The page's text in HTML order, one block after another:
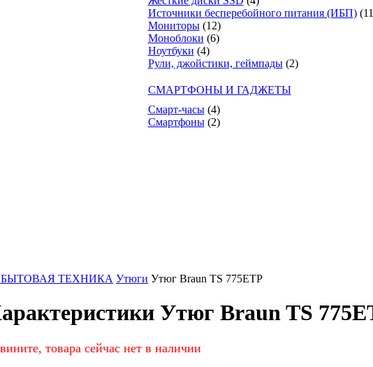
Источники бесперебойного питания (ИБП)
Мониторы (12)
Моноблоки (6)
Ноутбуки (4)
Рули, джойстики, геймпады (2)
СМАРТФОНЫ И ГАДЖЕТЫ
Смарт-часы (4)
Смартфоны (2)
ТЕХНИКА Утюги Утюг Braun TS 775ETP
Утюг Braun TS
товара сейчас нет в наличии